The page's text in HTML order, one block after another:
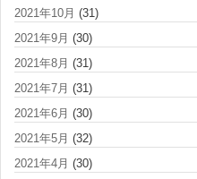
2021年10月 (31)
2021年9月 (30)
2021年8月 (31)
2021年7月 (31)
2021年6月 (30)
2021年5月 (32)
2021年4月 (30)